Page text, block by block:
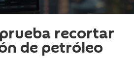
recortar
de petróleo